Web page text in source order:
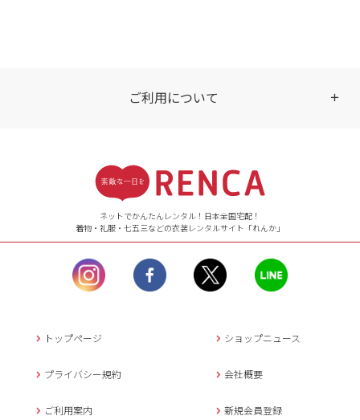
ご利用について
【ご注文（インターネット）】
24時間年中無休
【お問い合わせ窓口（メー
ル）】10:00~17:00
土曜日、日曜日、臨
時休業日を除く。
営業時間外にいただ
返信させていただきま
年末年始、大型連休
ネットでかんたんレンタル！日本全国宅配！
着物・礼服・七五三などの衣装レンタルサイト「れんか」
トップページ ショップニュース
プライバシー規約 会社概要
ご利用案内 新規会員登録